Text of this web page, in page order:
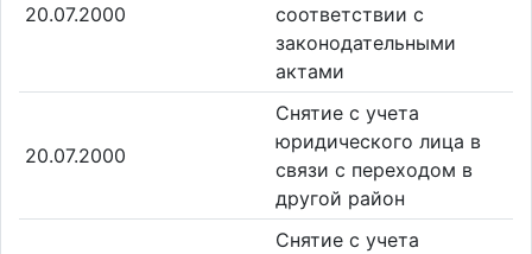
20.07.2000
соответствии с
законодательными
актами
20.07.2000
Снятие с учета
юридического лица в
связи с переходом в
другой район
Снятие с учета